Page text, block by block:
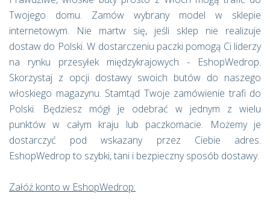
Twojego domu. Zamów wybrany model w sklepie
internetowym. Nie martw się, jeśli sklep nie realizuje
dostaw do Polski. W dostarczeniu paczki pomogą Ci liderzy
na rynku przesyłek międzykrajowych - EshopWedrop.
Skorzystaj z opcji dostawy swoich butów do naszego
włoskiego magazynu. Stamtąd Twoje zamówienie trafi do
Polski. Będziesz mógł je odebrać w jednym z wielu
punktów w całym kraju lub paczkomacie. Możemy je
dostarczyć pod wskazany przez Ciebie adres.
EshopWedrop to szybki, tani i bezpieczny sposób dostawy.
Załóż konto w EshopWedrop: